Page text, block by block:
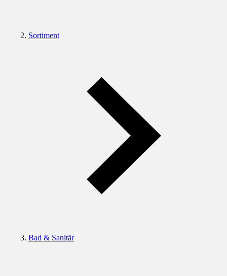
Sortiment
Bad & Sanitär